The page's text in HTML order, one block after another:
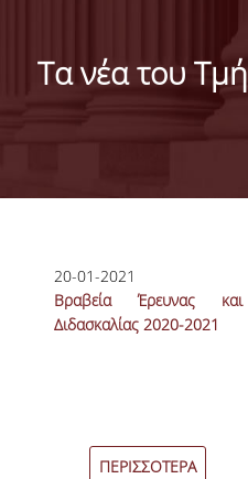
ΜΑΡΚΕΤΙΝΓΚ &
ΟΡΑΜΑ,
ΑΝΘΡΩΠΙΝΟ
Τα νέα του
20-01-2021
Βραβεία Έρευνας και
Διδασκαλίας 2020-2021
ΠΕΡΙΣΣΟΤΕΡΑ